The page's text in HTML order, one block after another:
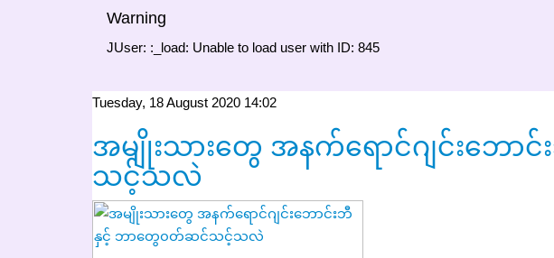
Warning
JUser: :_load: Unable to load user with ID: 845
Tuesday, 18 August 2020 14:02
အမျိုးသားတွေ အနက်ရောင်ဂျင်းဘေ
သင့်သလဲ